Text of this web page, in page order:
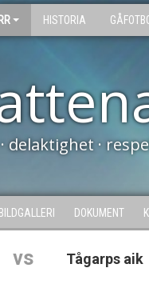
HISTORIA
delaktighet ·
BILDGALLERI DOKUMENT
vs Tågarps aik